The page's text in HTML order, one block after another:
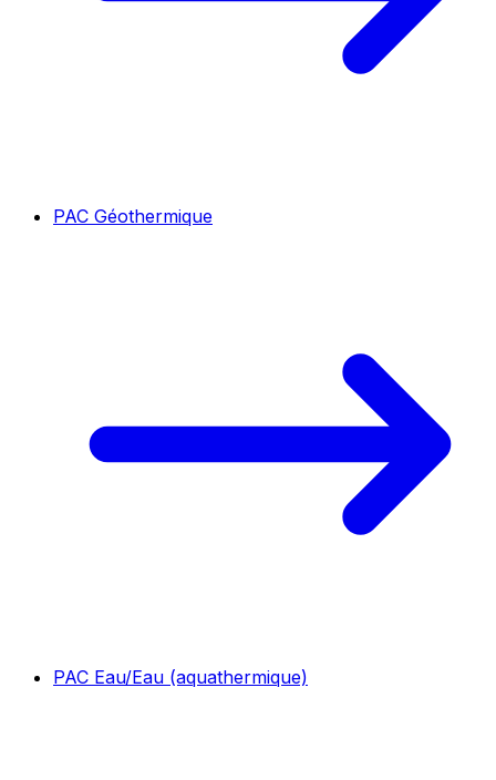
PAC Géothermique
PAC Eau/Eau (aquathermique)